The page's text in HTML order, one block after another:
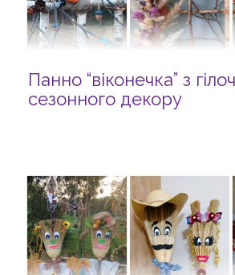
Панно “віконечка” з
сезонного декору